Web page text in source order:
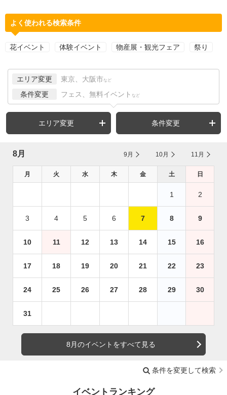
よく使われる検索条件
花イベント 体験イベント 物産展・観光フェア 祭り
エリア変更 東京、大阪市 など
条件変更 フェス、無料イベント など
エリア変更 条件変更
8月 9月 10月 11月
月 火 水 木 金 土 日
1 2
3 4 5 6 7 8 9
10 11 12 13 14 15 16
17 18 19 20 21 22 23
24 25 26 27 28 29 30
31
8月のイベントをすべて見る
条件を変更して検索
イベントランキング